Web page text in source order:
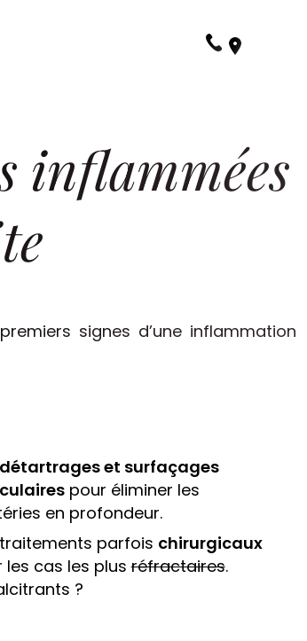
03 88 24 04 00
Dr Romain Demangeat
inflammées
signes d’une inflammation
détartrages et surfaçages
pour éliminer les
en profondeur.
parfois chirurgicaux
les cas les plusréfractaires.
?